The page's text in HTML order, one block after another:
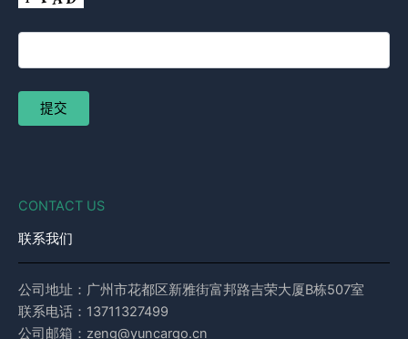
CONTACT US
联系我们
公司地址：广州市花都区新雅街富邦路吉荣大厦B栋507室
联系电话：13711327499
公司邮箱：zeng@yuncargo.cn